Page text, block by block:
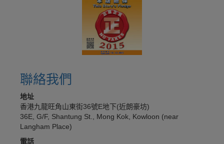
聯絡我們
地址
香港九龍旺角山東街36號E地下(近朗豪坊)
36E, G/F, Shantung St., Mong Kok, Kowloon (near
Langham Place)
電話